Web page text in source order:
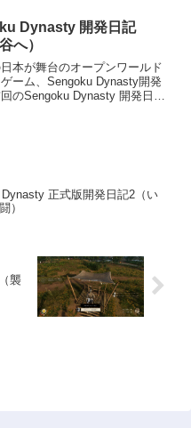
後、...
Dynasty 開発日記
へ）
本が舞台のオープンワールド
ーム、Sengoku Dynasty開発
のSengoku Dynasty 開発日記
正式版開発日記2（い
）
襲